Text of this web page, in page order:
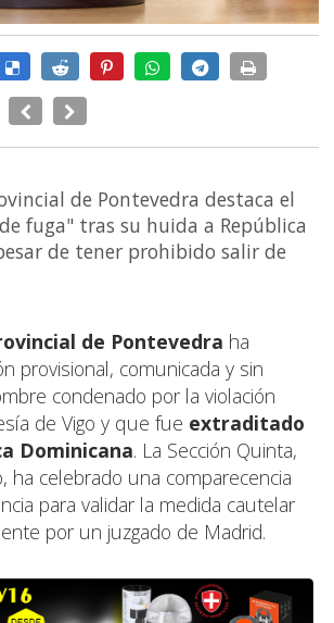
de Pontevedra destaca el
fuga" tras su huida a República
de tener prohibido salir de
de Pontevedra ha
provisional, comunicada y sin
condenado por la violación
de Vigo y que fue extraditado
Dominicana. La Sección Quinta,
ha celebrado una comparecencia
para validar la medida cautelar
por un juzgado de Madrid.